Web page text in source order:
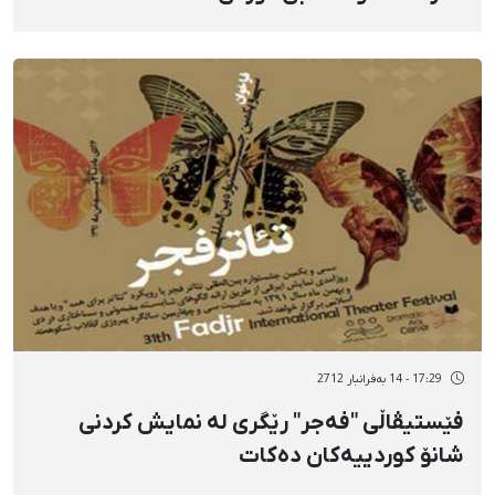
17:29 - 14 بەفرانبار 2712
فێستیڤاڵی "فەجر" رێگری لە نمایش کردنی
شانۆ کوردییەکان دەکات